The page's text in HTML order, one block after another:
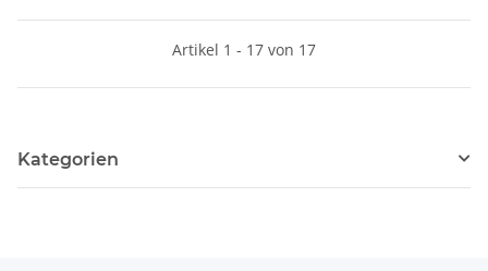
Artikel 1 - 17 von 17
Kategorien